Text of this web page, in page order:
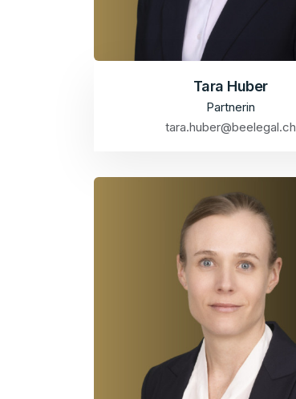
Tara Huber
Partnerin
tara.huber@beelegal.ch